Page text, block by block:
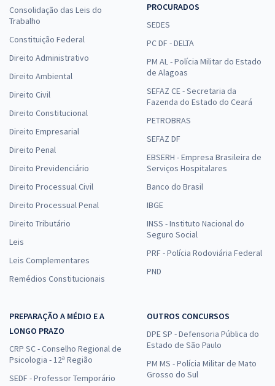
Consolidação das Leis do
Trabalho
Constituição Federal
Direito Administrativo
Direito Ambiental
Direito Civil
Direito Constitucional
Direito Empresarial
Direito Penal
Direito Previdenciário
Direito Processual Civil
Direito Processual Penal
Direito Tributário
Leis
Leis Complementares
Remédios Constitucionais
PROCURADOS
SEDES
PC DF - DELTA
PM AL - Polícia Militar do Estado
de Alagoas
SEFAZ CE - Secretaria da
Fazenda do Estado do Ceará
PETROBRAS
SEFAZ DF
EBSERH - Empresa Brasileira de
Serviços Hospitalares
Banco do Brasil
IBGE
INSS - Instituto Nacional do
Seguro Social
PRF - Polícia Rodoviária Federal
PND
PREPARAÇÃO A MÉDIO E A
LONGO PRAZO
CRP SC - Conselho Regional de
Psicologia - 12ª Região
SEDF - Professor Temporário
OUTROS CONCURSOS
DPE SP - Defensoria Pública do
Estado de São Paulo
PM MS - Polícia Militar de Mato
Grosso do Sul